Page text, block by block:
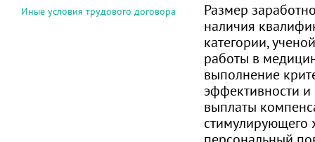
Иные условия трудового договора
Размер
наличия
категории,
работы в
выполнение
эффективности и
выплаты
стимулирующего